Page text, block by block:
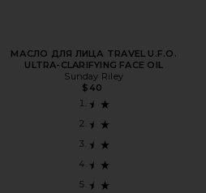
МАСЛО ДЛЯ ЛИЦА TRAVEL U.F.O.
ULTRA-CLARIFYING FACE OIL
Sunday Riley
$40